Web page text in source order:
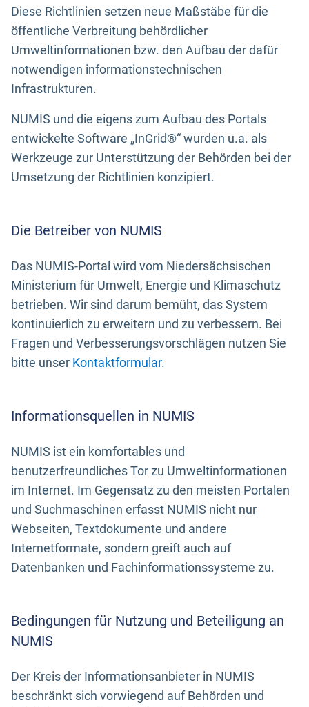
Diese Richtlinien setzen neue Maßstäbe für die
öffentliche Verbreitung behördlicher
Umweltinformationen bzw. den Aufbau der dafür
notwendigen informationstechnischen
Infrastrukturen.
NUMIS und die eigens zum Aufbau des Portals
entwickelte Software „InGrid®“ wurden u.a. als
Werkzeuge zur Unterstützung der Behörden bei der
Umsetzung der Richtlinien konzipiert.
Die Betreiber von NUMIS
Das NUMIS-Portal wird vom Niedersächsischen
Ministerium für Umwelt, Energie und Klimaschutz
betrieben. Wir sind darum bemüht, das System
kontinuierlich zu erweitern und zu verbessern. Bei
Fragen und Verbesserungsvorschlägen nutzen Sie
bitte unser Kontaktformular.
Informationsquellen in NUMIS
NUMIS ist ein komfortables und
benutzerfreundliches Tor zu Umweltinformationen
im Internet. Im Gegensatz zu den meisten Portalen
und Suchmaschinen erfasst NUMIS nicht nur
Webseiten, Textdokumente und andere
Internetformate, sondern greift auch auf
Datenbanken und Fachinformationssysteme zu.
Bedingungen für Nutzung und Beteiligung an
NUMIS
Der Kreis der Informationsanbieter in NUMIS
beschränkt sich vorwiegend auf Behörden und